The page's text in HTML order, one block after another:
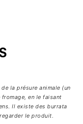
la présure animale (un
en le faisant
Il existe des burrata
le produit.